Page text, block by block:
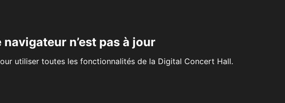
n’est pas à jour
utiliser toutes les fonctionnalités de la Digital Concert Hall.